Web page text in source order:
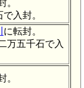
。
入封。
に転封。
万五千石で入
。